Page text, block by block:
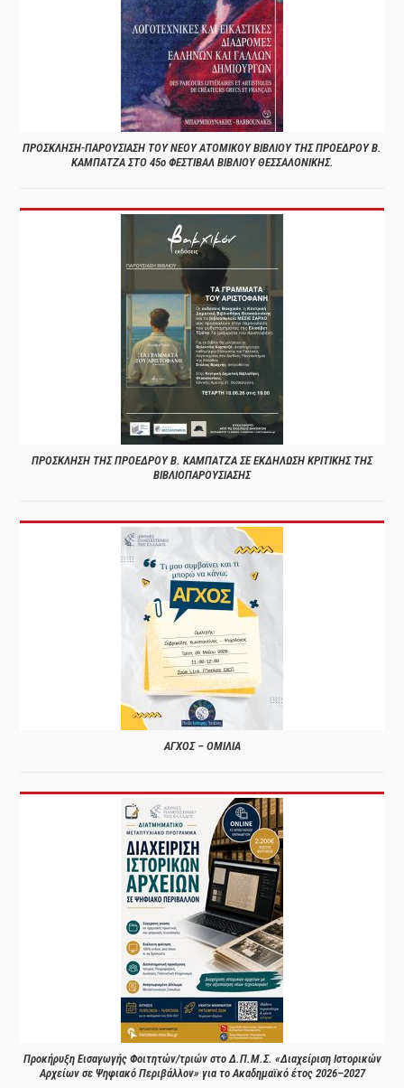
ΠΡΟΣΚΛΗΣΗ-ΠΑΡΟΥΣΙΑΣΗ ΤΟΥ ΝΕΟΥ ΑΤΟΜΙΚΟΥ ΒΙΒΛΙΟΥ ΤΗΣ ΠΡΟΕΔΡΟΥ Β.
ΚΑΜΠΑΤΖΑ ΣΤΟ 45ο ΦΕΣΤΙΒΑΛ ΒΙΒΛΙΟΥ ΘΕΣΣΑΛΟΝΙΚΗΣ.
ΠΡΟΣΚΛΗΣΗ ΤΗΣ ΠΡΟΕΔΡΟΥ Β. ΚΑΜΠΑΤΖΑ ΣΕ ΕΚΔΗΛΩΣΗ ΚΡΙΤΙΚΗΣ ΤΗΣ
ΒΙΒΛΙΟΠΑΡΟΥΣΙΑΣΗΣ
ΑΓΧΟΣ – ΟΜΙΛΙΑ
Προκήρυξη Εισαγωγής Φοιτητών/τριών στο Δ.Π.Μ.Σ. «Διαχείριση Ιστορικών
Αρχείων σε Ψηφιακό Περιβάλλον» για το Ακαδημαϊκό έτος 2026–2027